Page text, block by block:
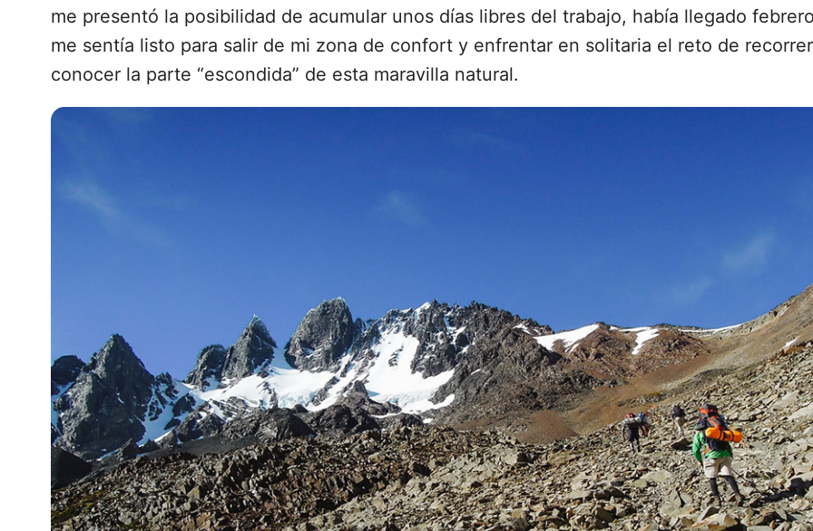
me presentó la posibilidad de acumular unos días libres del trabajo, había llegado
me sentía listo para salir de mi zona de confort y enfrentar en solitaria el reto de
conocer la parte “escondida” de esta maravilla natural.